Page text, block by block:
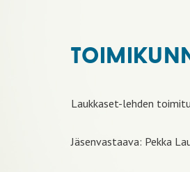
Laukkaset-lehden
Jäsenvastaava: Pekka